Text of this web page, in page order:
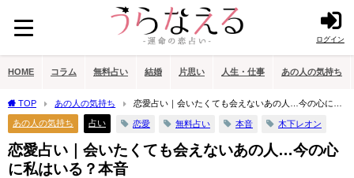
ログイン
HOME コラム 無料占い 結婚 片思い 人生・仕事 あの人の気持ち
TOP あの人の気持ち
恋愛占い｜会いたくても会えないあの人…今の心に私
はいる？本音
あの人の気持ち 占い 恋愛 無料占い 本音 木下レオン
恋愛占い｜会いたくても会えないあの人…今の心
に私はいる？本音